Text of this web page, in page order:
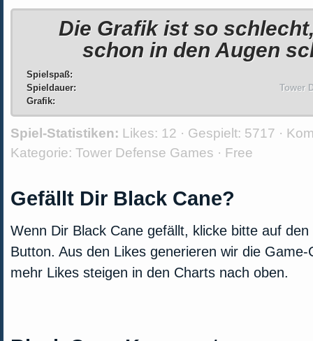
Die Grafik ist so
schon in den Augen
Tower
Spielspaß:
Spieldauer:
Grafik:
Spiel-Statistiken: Likes: 12 · Gespielt: 5717 ·
Kategorie: Tower Defense Games · Free
Gefällt Dir Black Cane?
Wenn Dir Black Cane gefällt, klicke bitte auf
Button. Aus den Likes generieren wir die
mehr Likes steigen in den Charts nach oben.